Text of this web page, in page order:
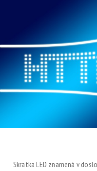
Skratka LED znamená v